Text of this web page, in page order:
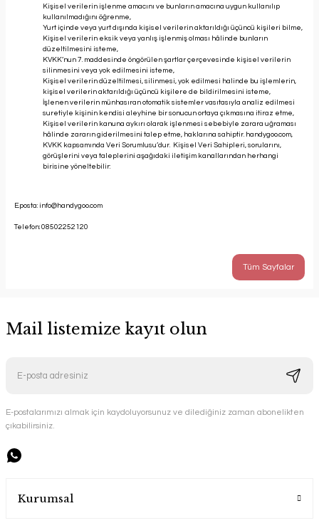
Kişisel verilerin işlenme amacını ve bunların amacına uygun kullanılıp
kullanılmadığını öğrenme,
Yurt içinde veya yurt dışında kişisel verilerin aktarıldığı üçüncü kişileri bilme,
Kişisel verilerin eksik veya yanlış işlenmiş olması hâlinde bunların
düzeltilmesini isteme,
KVKK’nun 7. maddesinde öngörülen şartlar çerçevesinde kişisel verilerin
silinmesini veya yok edilmesini isteme,
Kişisel verilerin düzeltilmesi, silinmesi, yok edilmesi halinde bu işlemlerin,
kişisel verilerin aktarıldığı üçüncü kişilere de bildirilmesini isteme,
İşlenen verilerin münhasıran otomatik sistemler vasıtasıyla analiz edilmesi
suretiyle kişinin kendisi aleyhine bir sonucun ortaya çıkmasına itiraz etme,
Kişisel verilerin kanuna aykırı olarak işlenmesi sebebiyle zarara uğraması
hâlinde zararın giderilmesini talep etme, haklarına sahiptir. handygoo.com,
KVKK kapsamında Veri Sorumlusu’dur. Kişisel Veri Sahipleri, sorularını,
görüşlerini veya taleplerini aşağıdaki iletişim kanallarından herhangi
birisine yöneltebilir:
E.posta: info@handygoo.com
Telefon: 08502252120
Tüm Sayfalar
Mail listemize kayıt olun
E-postalarımızı almak için kaydoluyorsunuz ve dilediğiniz zaman abonelikten
çıkabilirsiniz.
Kurumsal